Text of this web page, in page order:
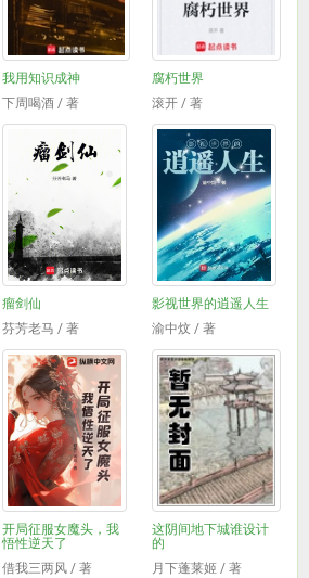
我用知识成神
下周喝酒 / 著
腐朽世界
滚开 / 著
瘤剑仙
芬芳老马 / 著
影视世界的逍遥人生
渝中炆 / 著
开局征服女魔头，我
悟性逆天了
借我三两风 / 著
这阴间地下城谁设计
的
月下蓬莱姬 / 著